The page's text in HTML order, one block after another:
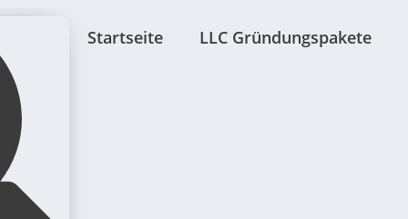
Startseite LLC Gründungspakete